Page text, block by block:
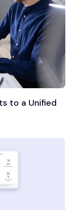
to a Unified